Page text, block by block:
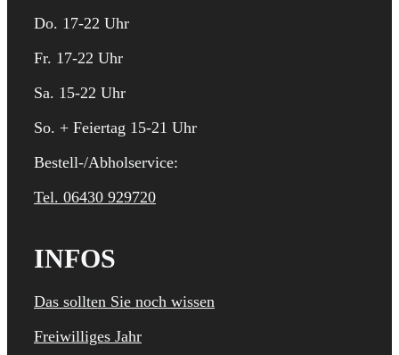
Do. 17-22 Uhr
Fr. 17-22 Uhr
Sa. 15-22 Uhr
So. + Feiertag 15-21 Uhr
Bestell-/Abholservice:
Tel. 06430 929720
INFOS
Das sollten Sie noch wissen
Freiwilliges Jahr